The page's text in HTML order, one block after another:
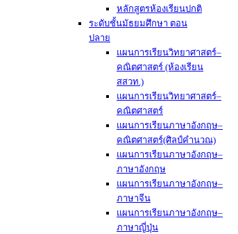
หลักสูตรห้องเรียนปกติ
ระดับชั้นมัธยมศึกษา ตอน
ปลาย
แผนการเรียนวิทยาศาสตร์–
คณิตศาสตร์ (ห้องเรียน
สสวท.)
แผนการเรียนวิทยาศาสตร์–
คณิตศาสตร์
แผนการเรียนภาษาอังกฤษ–
คณิตศาสตร์(ศิลป์คำนวณ)
แผนการเรียนภาษาอังกฤษ–
ภาษาอังกฤษ
แผนการเรียนภาษาอังกฤษ–
ภาษาจีน
แผนการเรียนภาษาอังกฤษ–
ภาษาญี่ปุ่น